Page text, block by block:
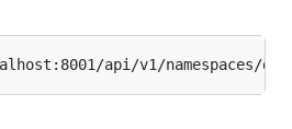
api/v1/namespaces/